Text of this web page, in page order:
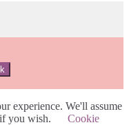
experience. We'll assume
you wish.
Cookie